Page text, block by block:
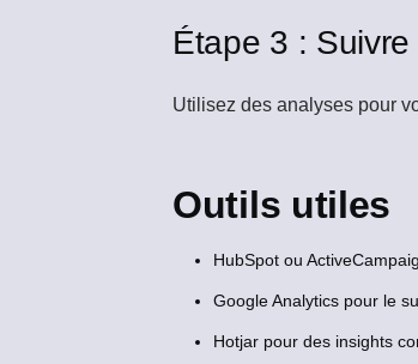
Étape 3 :
Utilisez des analyses pour
Outils utiles
HubSpot ou
Google Analytics pour le
Hotjar pour des insights